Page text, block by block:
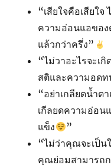
“เสียใจคือเสียใ
ความอ่อนแอของ
แล้วกว่าครึ่ง”
“ไม่วาอะไรจะเ
สติและความอด
“อย่าเกลียดน้ำต
เกีลยดความอ่อน
แข็ง
”
“ไม่ว่าคุณจะเป็
คุณย่อมสามารถ